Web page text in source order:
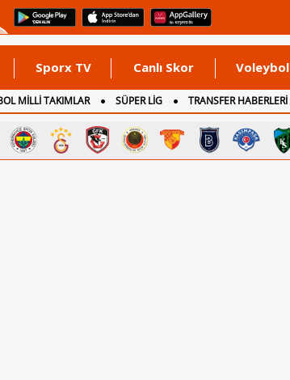
Sporx TV Canlı Skor Voleybol
MİLLİ TAKIMLAR SÜPER LİG TRANSFER HABERLERİ